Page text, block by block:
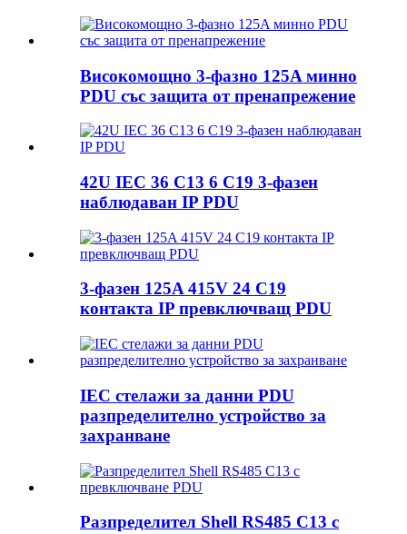
Високомощно 3-фазно 125A минно
PDU със защита от пренапрежение
42U IEC 36 C13 6 C19 3-фазен
наблюдаван IP PDU
3-фазен 125A 415V 24 C19
контакта IP превключващ PDU
IEC стелажи за данни PDU
разпределително устройство за
захранване
Разпределител Shell RS485 C13 с